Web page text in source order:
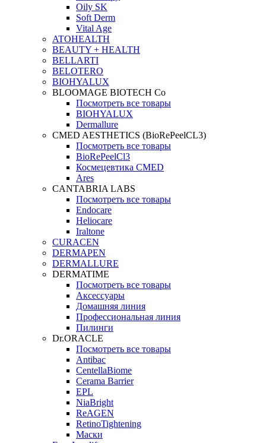
Oily SK
Soft Derm
Vital Age
ATOHEALTH
BEAUTY + HEALTH
BELLARTI
BELOTERO
BIOHYALUX
BLOOMAGE BIOTECH Co
Посмотреть все товары
BIOHYALUX
Dermallure
CMED AESTHETICS (BioRePeelCL3)
Посмотреть все товары
BioRePeelCl3
Космецевтика CMED
Ares
CANTABRIA LABS
Посмотреть все товары
Endocare
Heliocare
Iraltone
CURACEN
DERMAPEN
DERMALLURE
DERMATIME
Посмотреть все товары
Аксессуары
Домашняя линия
Профессиональная линия
Пилинги
Dr.ORACLE
Посмотреть все товары
Antibac
CentellaBiome
Cerama Barrier
EPL
NiaBright
ReAGEN
RetinoTightening
Маски